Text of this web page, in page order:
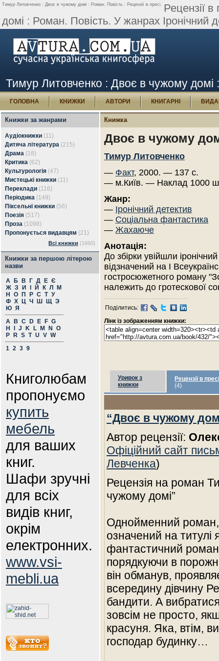
Тимур Литовченко : Двоє в чужому домі : Роман. Повість : Рецензії в пресі. Рецензії
домі : Роман. Повість. У жанрах Іронічний
Тимур Литовченко : Двоє в чужому домі
ГОЛОВНА КНИЖКИ АВТОРИ КНИГАРНІ
Книжки за жанрами
Аудіокнижки (11)
Дитяча література (215)
Драма (18)
Критика (62)
Культурологія (47)
Мистецькі книжки (11)
Переклади (116)
Періодика (149)
Піксельні книжки (56)
Поезія (517)
Проза (1098)
Пропонується видавцям (21)
Всі книжки (1660)
Книжки за першою літерою
назви
А Б В Г Д Е Є
Ж З И Й К Л
М
Н
О П Р С Т У
Ф Х Ц Ч Ш Щ Э
Ю Я
A
B C D E F G
H
J K L M N
O
P
R S T U V W
1 2 3 9
Книголюбам
пропонуємо
купить
мебель
для ваших
книг.
Шафи зручні
для всіх
видів книг,
окрім
електронних.
www.vsi-
mebli.ua
Книжка
Двоє в чужому
Тимур Литовченко
— Факт, 2000. — 137 с.
— м.Київ. — Наклад 1000
Жанр:
— Іронічний детектив
— Соціальна фантастика
— Жахаюче
Анотація:
До збірки увійшли
відзначений на І
гостросюжетного роману
належить до гротескової
Поділитись:
Лінк із зображенням книжки:
Уривок з
книжки
Рецензії в пресі
(4)
“Двоє в чужому
Автор рецензії:
Офіційний сайт
Левченка)
Рецензія на роман
чужому домі”
Однойменний роман,
означений на титулі
фантастичний
порядкуючи в
він обманув,
всередину дівчину
бандити. А
зовсім не просто,
красуня. Яка, втім,
господар будинку…